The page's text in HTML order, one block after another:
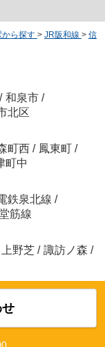
ら探す > JR阪和線 > 信
/ 和泉市 /
北区
町西 / 鳳東町 /
町中
鉄泉北線 /
筋線
上野芝 / 諏訪ノ森 /